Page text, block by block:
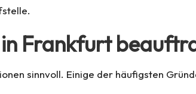
Frankfurt
sinnvoll. Einige der häufigsten